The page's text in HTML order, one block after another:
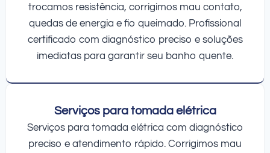
trocamos resistência, corrigimos mau contato,
quedas de energia e fio queimado. Profissional
certificado com diagnóstico preciso e soluções
imediatas para garantir seu banho quente.
Serviços para tomada elétrica
Serviços para tomada elétrica com diagnóstico
preciso e atendimento rápido. Corrigimos mau